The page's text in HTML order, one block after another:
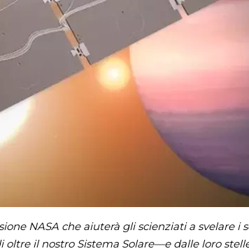
NASA che aiuterà gli scienziati a svelare i
il nostro Sistema Solare—e dalle loro